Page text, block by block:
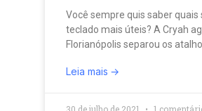
Você sempre quis saber quais
teclado mais úteis? A Cryah
Florianópolis separou os
Leia mais